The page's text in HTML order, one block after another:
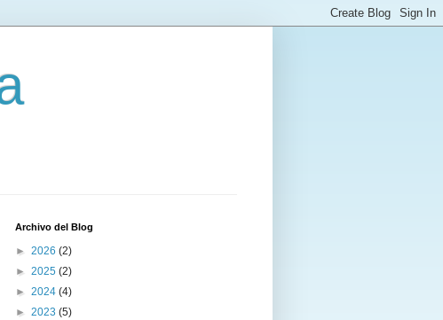
Archivo del Blog
► 2026 (2)
► 2025 (2)
► 2024 (4)
► 2023 (5)